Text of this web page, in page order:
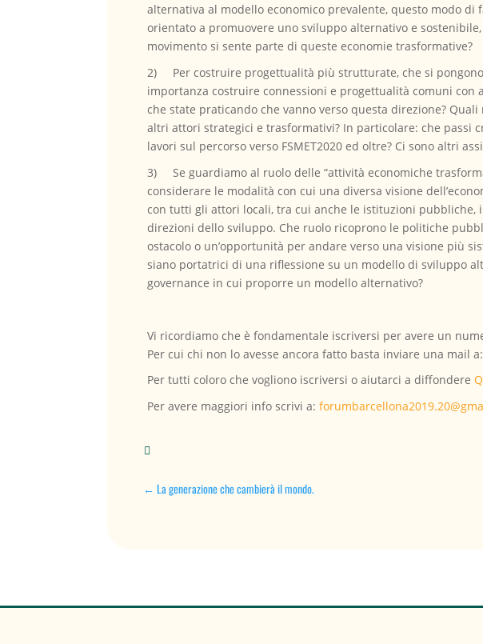
alternativa al modello economico prevalente, questo modo di
orientato a promuovere uno sviluppo alternativo e
movimento si sente parte di queste economie trasformative?
2) Per costruire progettualità più strutturate, che si
importanza costruire connessioni e progettualità comuni
che state praticando che vanno verso questa direzione?
altri attori strategici e trasformativi? In particolare: che passi
lavori sul percorso verso FSMET2020 ed oltre? Ci sono altri
3) Se guardiamo al ruolo delle “attività economiche
considerare le modalità con cui una diversa visione
con tutti gli attori locali, tra cui anche le istituzioni
direzioni dello sviluppo. Che ruolo ricoprono le politiche
ostacolo o un’opportunità per andare verso una visione più
siano portatrici di una riflessione su un modello di sviluppo
governance in cui proporre un modello alternativo?
Vi ricordiamo che è fondamentale iscriversi per avere un
Per cui chi non lo avesse ancora fatto basta inviare una mail
Per tutti coloro che vogliono iscriversi o aiutarci a diffondere
Per avere maggiori info scrivi a:

←La generazione che cambierà il mondo.